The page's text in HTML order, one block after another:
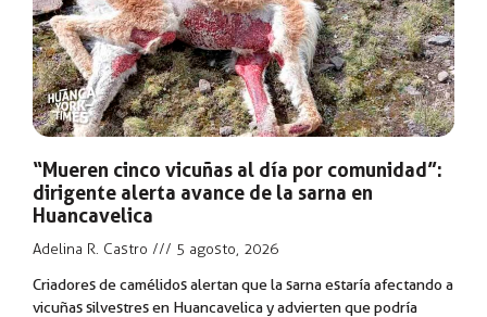
“Mueren cinco vicuñas al día por comunidad”:
dirigente alerta avance de la sarna en
Huancavelica
Adelina R. Castro 5 agosto, 2026
Criadores de camélidos alertan que la sarna estaría afectando a
vicuñas silvestres en Huancavelica y advierten que podría